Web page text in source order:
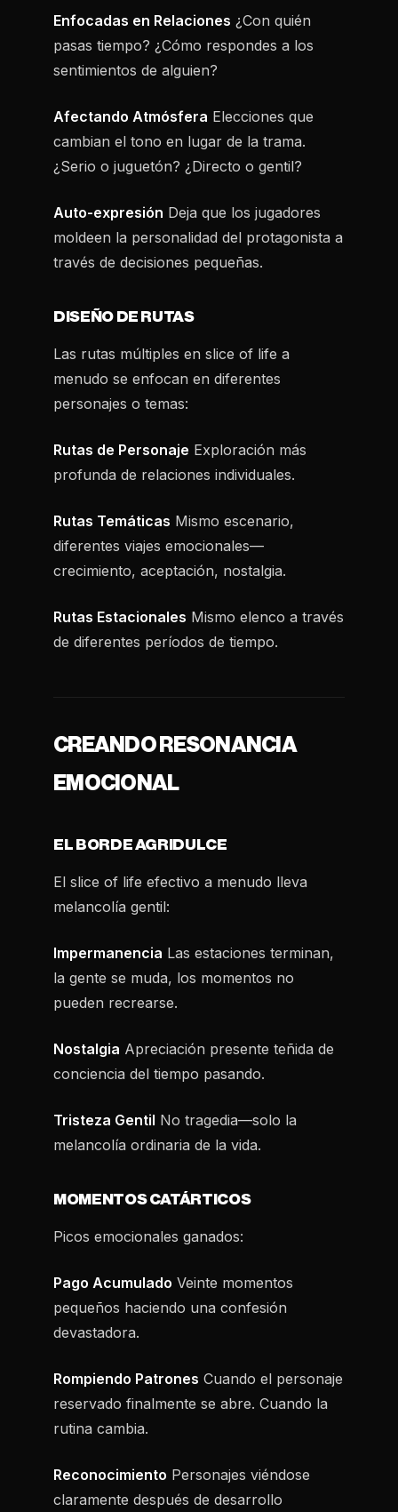
Enfocadas en Relaciones ¿Con quién
pasas tiempo? ¿Cómo respondes a los
sentimientos de alguien?
Afectando Atmósfera Elecciones que
cambian el tono en lugar de la trama.
¿Serio o juguetón? ¿Directo o gentil?
Auto-expresión Deja que los jugadores
moldeen la personalidad del protagonista a
través de decisiones pequeñas.
DISEÑO DE RUTAS
Las rutas múltiples en slice of life a
menudo se enfocan en diferentes
personajes o temas:
Rutas de Personaje Exploración más
profunda de relaciones individuales.
Rutas Temáticas Mismo escenario,
diferentes viajes emocionales—
crecimiento, aceptación, nostalgia.
Rutas Estacionales Mismo elenco a través
de diferentes períodos de tiempo.
CREANDO RESONANCIA
EMOCIONAL
EL BORDE AGRIDULCE
El slice of life efectivo a menudo lleva
melancolía gentil:
Impermanencia Las estaciones terminan,
la gente se muda, los momentos no
pueden recrearse.
Nostalgia Apreciación presente teñida de
conciencia del tiempo pasando.
Tristeza Gentil No tragedia—solo la
melancolía ordinaria de la vida.
MOMENTOS CATÁRTICOS
Picos emocionales ganados:
Pago Acumulado Veinte momentos
pequeños haciendo una confesión
devastadora.
Rompiendo Patrones Cuando el personaje
reservado finalmente se abre. Cuando la
rutina cambia.
Reconocimiento Personajes viéndose
claramente después de desarrollo